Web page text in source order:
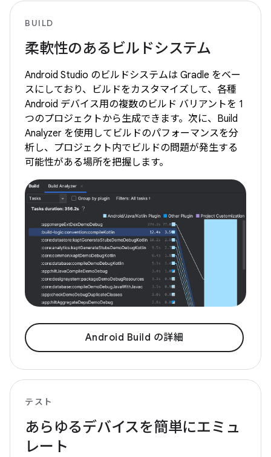
BUILD
柔軟性のあるビルドシステム
Android Studio のビルドシステムは Gradle をベー
スにしており、ビルドをカスタマイズして、各種
Android デバイス用の複数のビルド バリアントを 1
つのプロジェクトから生成できます。次に、Build
Analyzer を使用してビルドのパフォーマンスを分
析し、プロジェクト内でビルドの問題が発生する
可能性がある場所を把握します。
Android Build の詳細
テスト
あらゆるデバイスを簡単にエミュ
レート